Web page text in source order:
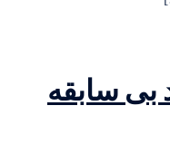
سابقه